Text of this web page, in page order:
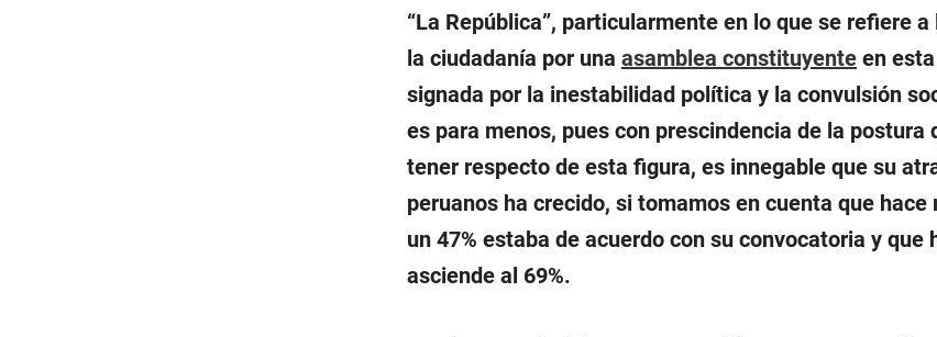
“La República”, particularmente en lo que se refiere
la ciudadanía por una asamblea constituyente en
signada por la inestabilidad política y la convulsión
es para menos, pues con prescindencia de la postura
tener respecto de esta figura, es innegable que su
peruanos ha crecido, si tomamos en cuenta que hace
un 47% estaba de acuerdo con su convocatoria y que
asciende al 69%.